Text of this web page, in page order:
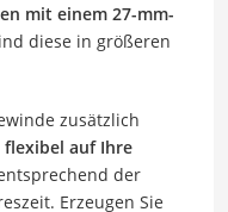
mit einem 27-mm-
diese in größeren
zusätzlich
auf Ihre
der
Erzeugen Sie